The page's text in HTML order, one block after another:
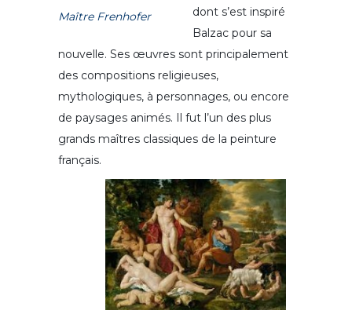
Maître Frenhofer
dont s’est inspiré
Balzac pour sa
nouvelle. Ses œuvres sont principalement
des compositions religieuses,
mythologiques, à personnages, ou encore
de paysages animés. Il fut l’un des plus
grands maîtres classiques de la peinture
français.